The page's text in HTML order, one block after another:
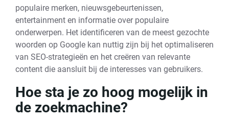
populaire merken, nieuwsgebeurtenissen,
entertainment en informatie over populaire
onderwerpen. Het identificeren van de meest gezochte
woorden op Google kan nuttig zijn bij het optimaliseren
van SEO-strategieën en het creëren van relevante
content die aansluit bij de interesses van gebruikers.
Hoe sta je zo hoog mogelijk in
de zoekmachine?